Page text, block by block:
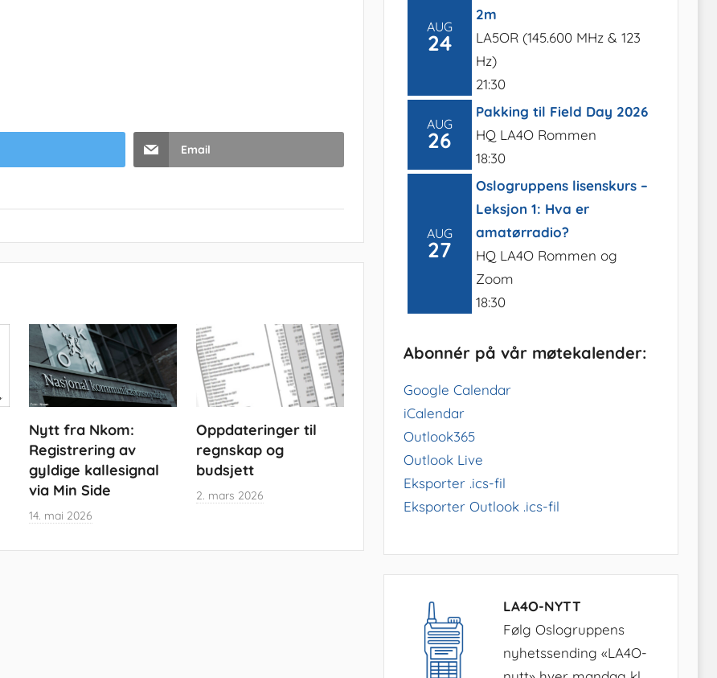
Email
Nytt fra Nkom:
Registrering av
gyldige kallesignal
via Min Side
14. mai 2026
Oppdateringer til
regnskap og
budsjett
2. mars 2026
AUG
24
2m
LA5OR (145.600 MHz & 123
Hz)
21:30
AUG
26
Pakking til Field Day 2026
HQ LA4O Rommen
18:30
AUG
27
Oslogruppens lisenskurs –
Leksjon 1: Hva er
amatørradio?
HQ LA4O Rommen og
Zoom
18:30
Abonnér på vår møtekalender:
Google Calendar
iCalendar
Outlook365
Outlook Live
Eksporter .ics-fil
Eksporter Outlook .ics-fil
LA4O-NYTT
Følg Oslogruppens
nyhetssending «LA4O-